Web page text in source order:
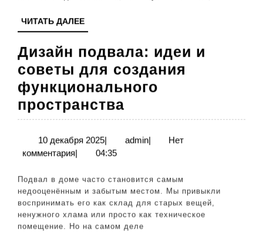
ЧИТАТЬ ДАЛЕЕЧИТАТЬ
ДАЛЕЕ
Дизайн подвала: идеи и
советы для создания
функционального
пространства
подвала:
идеи
советы
для
создания
10 декабря 202510
декабря
| adminadmin
|
Нет
комментария| 04:35
Подвал в доме часто становится самым
недооценённым и забытым местом. Мы привыкли
воспринимать его как склад для старых вещей,
ненужного хлама или просто как техническое
помещение. Но на самом деле